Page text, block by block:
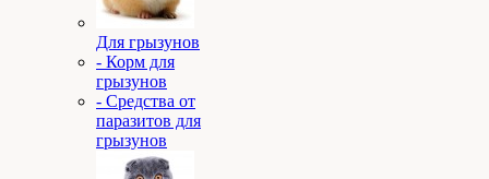
Для грызунов
- Корм для
грызунов
- Средства от
паразитов для
грызунов